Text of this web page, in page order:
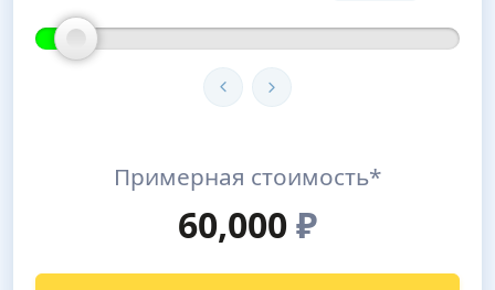
Примерная стоимость*
60,000₽